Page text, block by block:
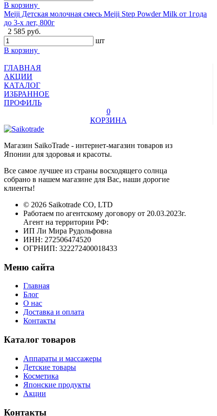
В корзину
Meiji Детская молочная смесь Meiji Step Powder Milk от 1года
до 3-х лет, 800г
2 585 руб.
шт
В корзину
ГЛАВНАЯ
АКЦИИ
КАТАЛОГ
ИЗБРАННОЕ
ПРОФИЛЬ
0
КОРЗИНА
Магазин SaikoTrade - интернет-магазин товаров из
Японии для здоровья и красоты.
Все самое лучшее из страны восходящего солнца
собрано в нашем магазине для Вас, наши дорогие
клиенты!
© 2026 Saikotrade CO, LTD
Работаем по агентскому договору от 20.03.2023г.
Агент на территории РФ:
ИП Ли Мира Рудольфовна
ИНН: 272506474520
ОГРНИП: 322272400018433
Меню сайта
Главная
Блог
О нас
Доставка и оплата
Контакты
Каталог товаров
Аппараты и массажеры
Детские товары
Косметика
Японские продукты
Акции
Контакты